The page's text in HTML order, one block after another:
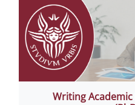
Writing Academic